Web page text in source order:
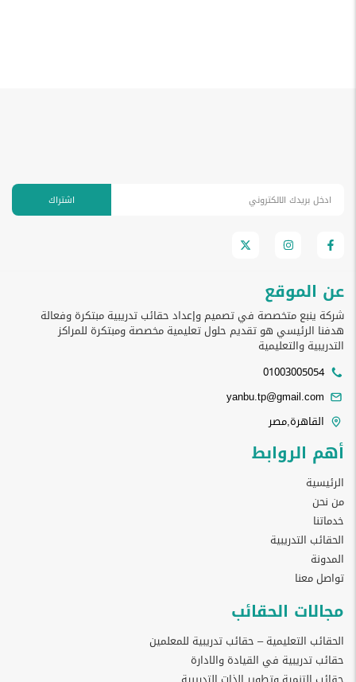
اشتراك
عن الموقع
شركة ينبع متخصصة في تصميم وإعداد حقائب تدريبية مبتكرة وفعالة
هدفنا الرئيسي هو تقديم حلول تعليمية مخصصة ومبتكرة للمراكز
التدريبية والتعليمية
01003005054
yanbu.tp@gmail.com
القاهرة,مصر
أهم الروابط
الرئيسية
من نحن
خدماتنا
الحقائب التدريبية
المدونة
تواصل معنا
مجالات الحقائب
الحقائب التعليمية – حقائب تدريبية للمعلمين
حقائب تدريبية في القيادة والادارة